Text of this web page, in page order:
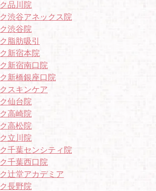
品川院
渋谷アネックス院
渋谷院
脂肪吸引
新宿本院
新宿南口院
新橋銀座口院
スキンケア
仙台院
高崎院
高松院
立川院
千葉センシティ院
千葉西口院
辻堂アカデミア
長野院